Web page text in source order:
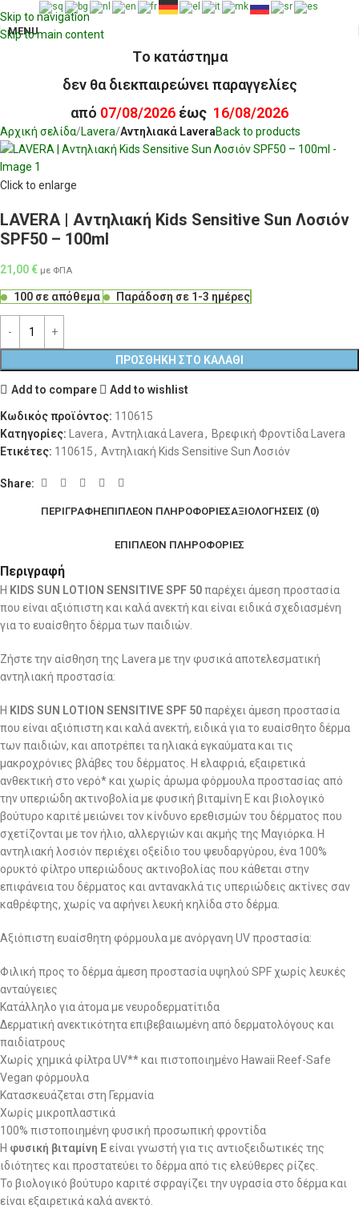
Skip to navigation
Skip to main content
MENU
Tο κατάστημα
δεν θα διεκπαιρεώνει παραγγελίες
από 07/08/2026 έως 16/08/2026
Αρχική σελίδα Lavera Αντηλιακά LaveraBack to products
Click to enlarge
LAVERA | Αντηλιακή Kids Sensitive Sun Λοσιόν
SPF50 – 100ml
21,00€ με ΦΠΑ
100 σε απόθεμα Παράδοση σε 1-3 ημέρες
ΠΡΟΣΘΉΚΗ ΣΤΟ ΚΑΛΆΘΙ
Add to compare Add to wishlist
Κωδικός προϊόντος: 110615
Κατηγορίες: Lavera, Αντηλιακά Lavera, Βρεφική Φροντίδα Lavera
Ετικέτες: 110615, Αντηλιακή Kids Sensitive Sun Λοσιόν
Share:
ΠΕΡΙΓΡΑΦΉΕΠΙΠΛΈΟΝ ΠΛΗΡΟΦΟΡΊΕΣΑΞΙΟΛΟΓΉΣΕΙΣ (0)
ΕΠΙΠΛΈΟΝ ΠΛΗΡΟΦΟΡΊΕΣ
Περιγραφή
Η KIDS SUN LOTION SENSITIVE SPF 50παρέχει άμεση προστασία
που είναι αξιόπιστη και καλά ανεκτή και είναι ειδικά σχεδιασμένη
για το ευαίσθητο δέρμα των παιδιών.
Ζήστε την αίσθηση της Lavera με την φυσικά αποτελεσματική
αντηλιακή προστασία:
Η KIDS SUN LOTION SENSITIVE SPF 50παρέχει άμεση προστασία
που είναι αξιόπιστη και καλά ανεκτή, ειδικά για το ευαίσθητο δέρμα
των παιδιών, και αποτρέπει τα ηλιακά εγκαύματα και τις
μακροχρόνιες βλάβες του δέρματος. Η ελαφριά, εξαιρετικά
ανθεκτική στο νερό* και χωρίς άρωμα φόρμουλα προστασίας από
την υπεριώδη ακτινοβολία με φυσική βιταμίνη Ε και βιολογικό
βούτυρο καριτέ μειώνει τον κίνδυνο ερεθισμών του δέρματος που
σχετίζονται με τον ήλιο, αλλεργιών και ακμής της Μαγιόρκα. Η
αντηλιακή λοσιόν περιέχει οξείδιο του ψευδαργύρου, ένα 100%
ορυκτό φίλτρο υπεριώδους ακτινοβολίας που κάθεται στην
επιφάνεια του δέρματος και αντανακλά τις υπεριώδεις ακτίνες σαν
καθρέφτης, χωρίς να αφήνει λευκή κηλίδα στο δέρμα.
Αξιόπιστη ευαίσθητη φόρμουλα με ανόργανη UV προστασία:
Φιλική προς το δέρμα άμεση προστασία υψηλού SPF χωρίς λευκές
ανταύγειες
Κατάλληλο για άτομα με νευροδερματίτιδα
Δερματική ανεκτικότητα επιβεβαιωμένη από δερματολόγους και
παιδίατρους
Χωρίς χημικά φίλτρα UV** και πιστοποιημένο Hawaii Reef-Safe
Vegan φόρμουλα
Κατασκευάζεται στη Γερμανία
Χωρίς μικροπλαστικά
100% πιστοποιημένη φυσική προσωπική φροντίδα
Η φυσική βιταμίνη Ε είναι γνωστή για τις αντιοξειδωτικές της
ιδιότητες και προστατεύει το δέρμα από τις ελεύθερες ρίζες.
Το βιολογικό βούτυρο καριτέ σφραγίζει την υγρασία στο δέρμα και
είναι εξαιρετικά καλά ανεκτό.